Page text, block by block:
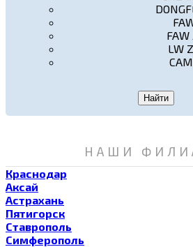
FAW
LW
Найти
НАШИ
Краснодар
Аксай
Астрахань
Пятигорск
Ставрополь
Симферополь